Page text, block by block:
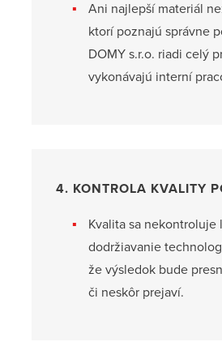
Ani najlepší materiál
ktorí poznajú správne
DOMY s.r.o. riadi celý
vykonávajú interní
4. KONTROLA KVALITY
Kvalita sa
dodržiavanie
že výsledok bude
či neskôr prejaví.